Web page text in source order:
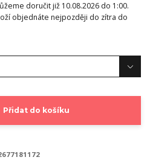
doručit již 10.08.2026 do 1:00.
objednáte nejpozději do zítra do
Přidat do košíku